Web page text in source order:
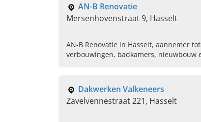
AN-B Renovatie
Mersenhovenstraat 9, Hasselt
AN-B Renovatie in Hasselt, aannemer
verbouwingen, badkamers,
Dakwerken Valkeneers
Zavelvennestraat 221, Hasselt